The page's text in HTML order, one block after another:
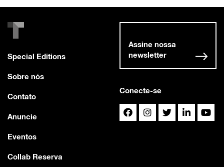
Special Editions
Sobre nós
Contato
Anuncie
Eventos
Collab Reserva
Conecte-se
Assine nossa
newsletter